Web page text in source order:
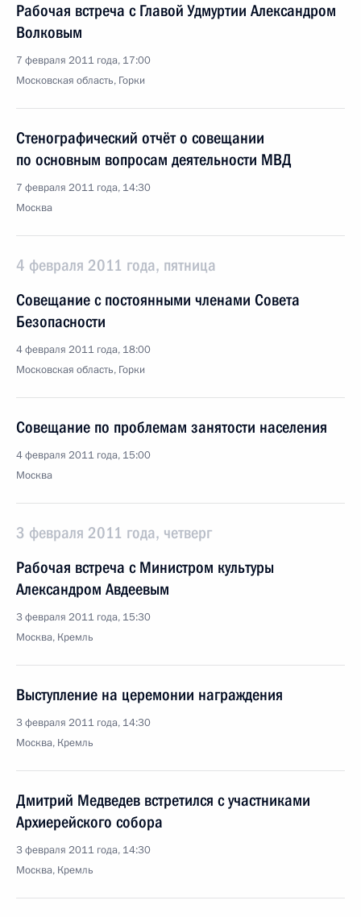
Рабочая встреча с Главой Удмуртии Александром
Волковым
7 февраля 2011 года, 17:00
Московская область, Горки
Стенографический отчёт о совещании
по основным вопросам деятельности МВД
7 февраля 2011 года, 14:30
Москва
4 февраля 2011 года, пятница
Совещание с постоянными членами Совета
Безопасности
4 февраля 2011 года, 18:00
Московская область, Горки
Совещание по проблемам занятости населения
4 февраля 2011 года, 15:00
Москва
3 февраля 2011 года, четверг
Рабочая встреча с Министром культуры
Александром Авдеевым
3 февраля 2011 года, 15:30
Москва, Кремль
Выступление на церемонии награждения
3 февраля 2011 года, 14:30
Москва, Кремль
Дмитрий Медведев встретился с участниками
Архиерейского собора
3 февраля 2011 года, 14:30
Москва, Кремль